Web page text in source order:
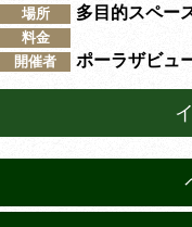
場所 多目的スペー
料金
開催者
ポーラザビュ